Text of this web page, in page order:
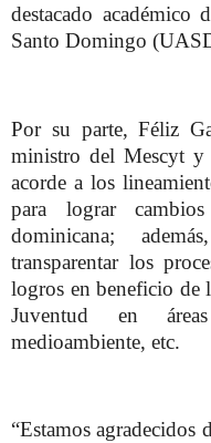
destacado
Santo Domingo
Por su parte, Féliz
ministro del Mescyt y
acorde a los
para lograr
dominicana;
transparentar los
logros en beneficio de
Juventud en
medioambiente, etc.
“Estamos agradecidos